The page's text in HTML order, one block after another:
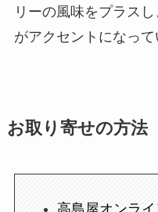
リーの風味をプラス
がアクセントになって
お取り寄せの方法
高島屋オンライ